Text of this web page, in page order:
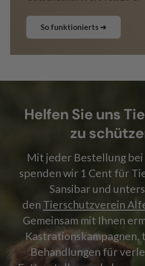
So funktionierts ➜
Helfen Sie uns
zu
Mit jeder Bestellung
spenden wir 1 Cent für
Sansibar und
den Tierschutzverein
Gemeinsam mit Ihnen
Behandlungen für